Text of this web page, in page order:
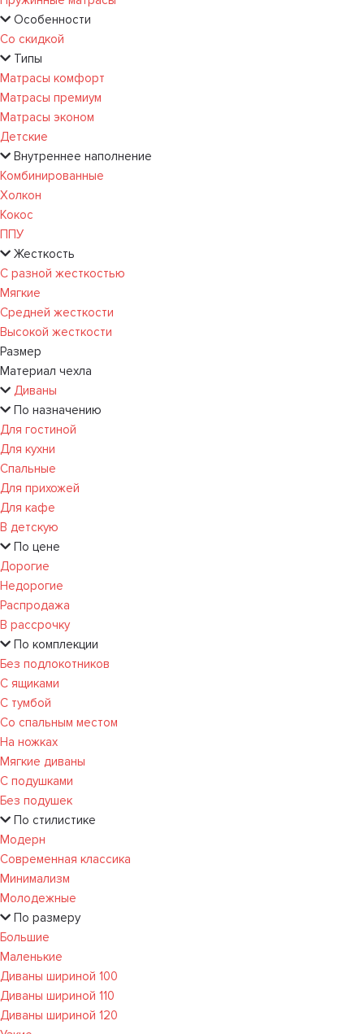
Особенности
Со скидкой
Типы
Матрасы комфорт
Матрасы премиум
Матрасы эконом
Детские
Внутреннее наполнение
Комбинированные
Холкон
Кокос
ППУ
Жесткость
С разной жесткостью
Мягкие
Средней жесткости
Высокой жесткости
Размер
Материал чехла
Диваны
По назначению
Для гостиной
Для кухни
Спальные
Для прихожей
Для кафе
В детскую
По цене
Дорогие
Недорогие
Распродажа
В рассрочку
По комплекции
Без подлокотников
С ящиками
С тумбой
Со спальным местом
На ножках
Мягкие диваны
С подушками
Без подушек
По стилистике
Модерн
Современная классика
Минимализм
Молодежные
По размеру
Большие
Маленькие
Диваны шириной 100
Диваны шириной 110
Диваны шириной 120